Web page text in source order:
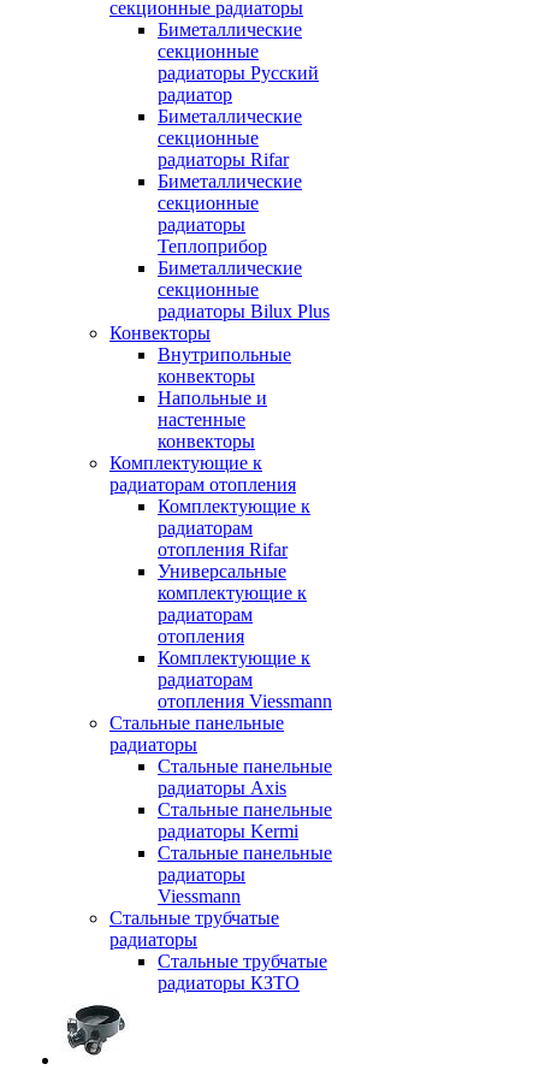
секционные радиаторы
Биметаллические
секционные
радиаторы Русский
радиатор
Биметаллические
секционные
радиаторы Rifar
Биметаллические
секционные
радиаторы
Теплоприбор
Биметаллические
секционные
радиаторы Bilux Plus
Конвекторы
Внутрипольные
конвекторы
Напольные и
настенные
конвекторы
Комплектующие к
радиаторам отопления
Комплектующие к
радиаторам
отопления Rifar
Универсальные
комплектующие к
радиаторам
отопления
Комплектующие к
радиаторам
отопления Viessmann
Стальные панельные
радиаторы
Стальные панельные
радиаторы Axis
Стальные панельные
радиаторы Kermi
Стальные панельные
радиаторы
Viessmann
Стальные трубчатые
радиаторы
Стальные трубчатые
радиаторы КЗТО